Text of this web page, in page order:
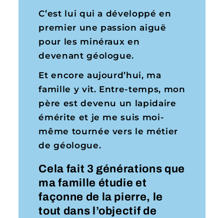
C’est lui qui a développé en
premier une passion aiguë
pour les minéraux en
devenant géologue.
Et encore aujourd’hui, ma
famille y vit. Entre-temps, mon
père est devenu un lapidaire
émérite et je me suis moi-
même tournée vers le métier
de géologue.
Cela fait 3 générations que
ma famille étudie et
façonne de la pierre, le
tout dans l’objectif de